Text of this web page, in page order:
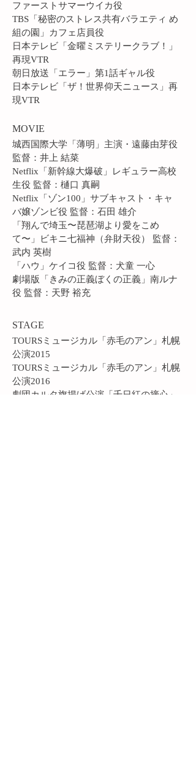
ファーストサマーウイカ役
TBS「秘密のストレス共有バラエティ め
組の園」カフェ店員役
日本テレビ「金曜ミステリークラブ！」
再現VTR
朝日放送「エラー」第1話ギャル役
日本テレビ「ザ！世界仰天ニュース」再
現VTR
MOVIE
城西国際大学「薄明」主演・遠藤由芽役
監督：井上 結菜
Netflix「新幹線大爆破」レギュラー高校
生役 監督：樋口 真嗣
Netflix「ゾン100」サブキャスト・キャ
バ嬢ゾンビ役 監督：石田 雄介
「翔んで埼玉〜琵琶湖より愛をこめ
て〜」ビキニ七福神（弁財天役） 監督：
武内 英樹
「ハウ」ケイコ役 監督：犬童 一心
劇場版「きみの正義ぼくの正義」南ルナ
役 監督：天野 裕充
STAGE
TOURSミュージカル「赤毛のアン」札幌
公演2015
TOURSミュージカル「赤毛のアン」札幌
公演2016
劇団カルタ旗揚げ公演「千日紅の摘心」